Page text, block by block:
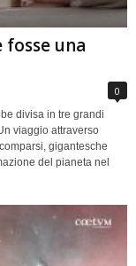
una
0
divisa in tre grandi
viaggio attraverso
gigantesche
del pianeta nel